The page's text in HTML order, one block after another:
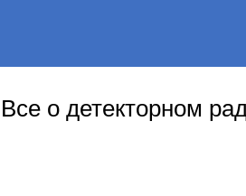
Все о детекторном